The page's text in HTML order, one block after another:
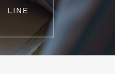
LINE